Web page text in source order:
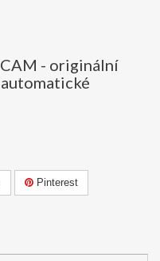
- originální
Pinterest